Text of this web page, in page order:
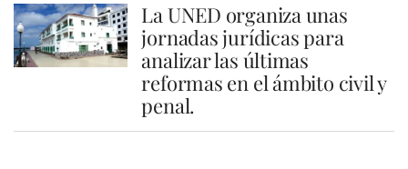
La UNED organiza unas
jornadas jurídicas para
analizar las últimas
reformas en el ámbito civil y
penal.